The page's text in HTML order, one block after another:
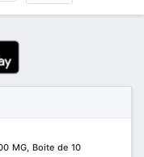
MG, Boite de 10